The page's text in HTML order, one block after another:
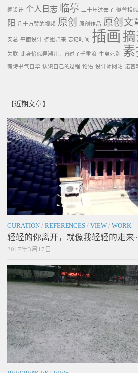
题设计 个人日志 临摹 二十年过去了 似曾相似
阳
几十万赞的视频 原创 原创作品 原创文
安总 平面设计 御姐归来 忘记时间 插画 摘
失联 此身恰似弄潮儿，曾过了千重浪 生离死别
有诗书气自华 认识自己的过程 论语 设计师网站 诺言
【近期文章】
CURATION / REFERENCES / VIEW / WORK
轻轻的你离开，就像我轻轻的走来~
2017年3月17日